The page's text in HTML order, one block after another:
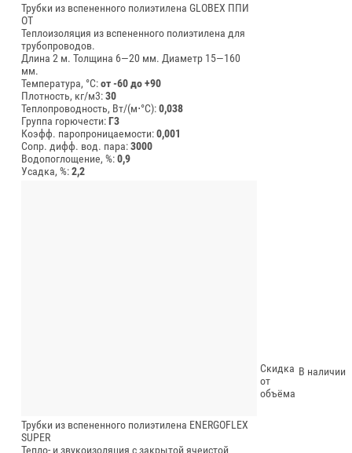
Трубки из вспененного полиэтилена GLOBEX ППИ
ОТ
Теплоизоляция из вспененного полиэтилена для
трубопроводов.
Длина 2 м. Толщина 6—20 мм. Диаметр 15—160
мм.
Температура, °C:от -60 до +90
Плотность, кг/м3:30
Теплопроводность, Вт/(м⋅°С):0,038
Группа горючести:Г3
Коэфф. паропроницаемости:0,001
Сопр. дифф. вод. пара:3000
Водопоглощение, %:0,9
Усадка, %:2,2
Трубки из вспененного полиэтилена ENERGOFLEX
SUPER
Тепло- и звукоизоляция с закрытой ячеистой
Скидка
от
объёма
В наличии